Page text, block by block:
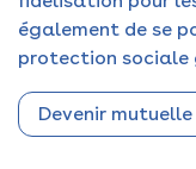
également de se
protection sociale
Devenir